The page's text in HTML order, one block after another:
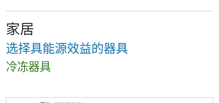
家居
选择具能源效益的器具
冷冻器具